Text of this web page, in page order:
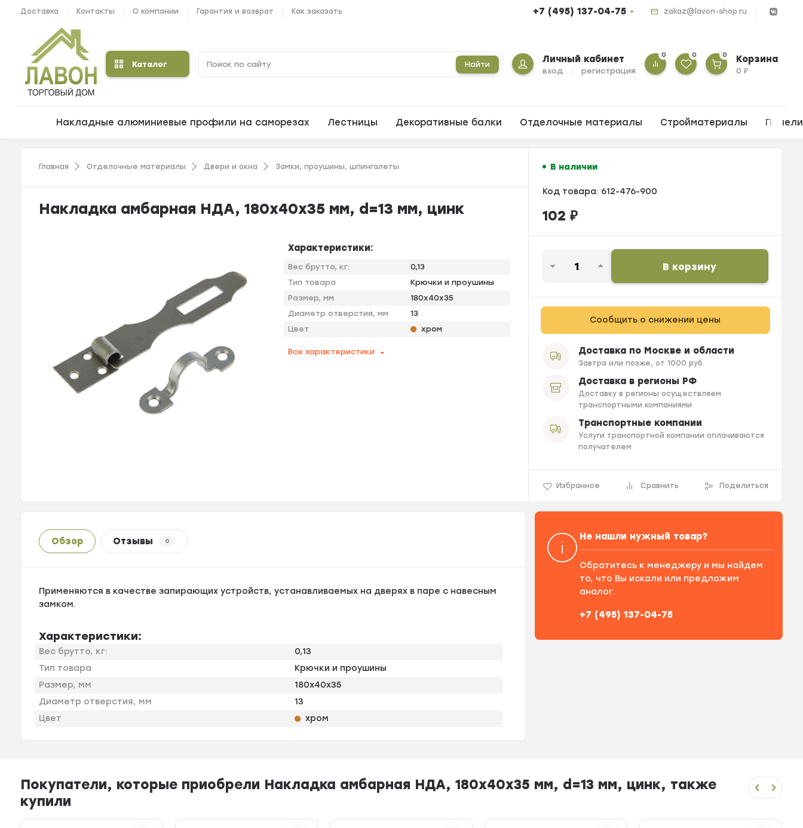
Доставка Контакты О компании Гарантия и возврат Как заказать +7 (495) 137-04-75 zakaz@lavon-shop.ru
Каталог Найти Личный кабинет
вход регистрация
0 0 0 Корзина
0₽
Накладные алюминиевые профили на саморезах Лестницы Декоративные балки Отделочные материалы Стройматериалы
Главная Отделочные материалы Двери и окна Замки, проушины, шпингалеты
Накладка амбарная НДА, 180х40х35 мм, d=13 мм, цинк
Характеристики:
Вес брутто, кг:
0,13
Тип товара
Крючки и проушины
Размер, мм
180x40x35
Диаметр отверстия, мм
13
Цвет
хром
Все характеристики
В наличии
Код товара: 612-476-900
102 ₽
В корзину
Сообщить о снижении цены
Доставка по Москве и области
Завтра или позже, от 1000 руб.
Доставка в регионы РФ
Доставку в регионы осуществляем
транспортными компаниями
Транспортные компании
Услуги транспортной компании оплачиваются
получателем
Избранное Сравнить Поделиться
Обзор Отзывы 0
Применяются в качестве запирающих устройств, устанавливаемых на дверях в паре с навесным
замком.
Характеристики:
Вес брутто, кг:
0,13
Тип товара
Крючки и проушины
Размер, мм
180x40x35
Диаметр отверстия, мм
13
Цвет
хром
Не нашли нужный товар?
Обратитесь к менеджеру и мы найдем
то, что Вы искали или предложим
аналог.
+7 (495) 137-04-75
Покупатели, которые приобрели Накладка амбарная НДА, 180х40х35 мм, d=13 мм, цинк, также
купили